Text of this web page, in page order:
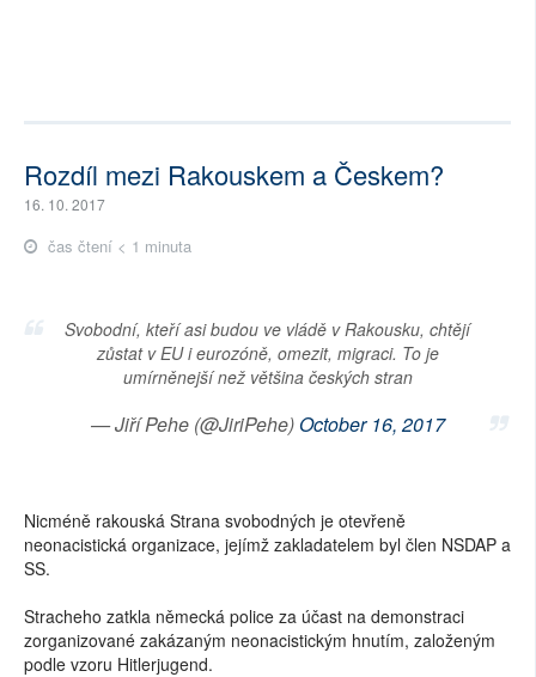
Rozdíl mezi Rakouskem a Českem?
16. 10. 2017
čas čtení < 1 minuta
Svobodní, kteří asi budou ve vládě v Rakousku, chtějí
zůstat v EU i eurozóně, omezit, migraci. To je
umírněnejší než většina českých stran
— Jiří Pehe (@JiriPehe)October 16, 2017
Nicméně rakouská Strana svobodných je otevřeně
neonacistická organizace, jejímž zakladatelem byl člen NSDAP a
SS.
Stracheho zatkla německá police za účast na demonstraci
zorganizované zakázaným neonacistickým hnutím, založeným
podle vzoru Hitlerjugend.